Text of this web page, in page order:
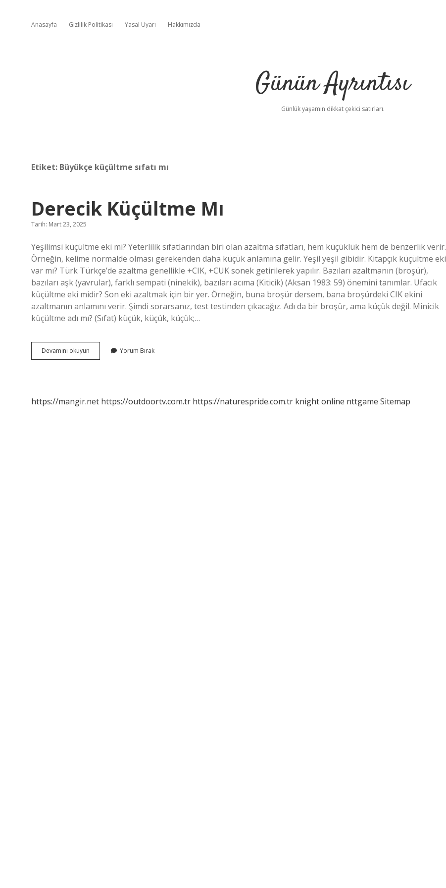
Anasayfa Gizlilik Politikası Yasal Uyarı Hakkımızda
Günün Ayrıntısı
Günlük yaşamın dikkat çekici satırları.
Etiket: Büyükçe küçültme sıfatı mı
Derecik Küçültme Mı
Tarih: Mart 23, 2025
Yeşilimsi küçültme eki mi? Yeterlilik sıfatlarından biri olan azaltma sıfatları, hem küçüklük hem de benzerlik verir.
Örneğin, kelime normalde olması gerekenden daha küçük anlamına gelir. Yeşil yeşil gibidir. Kitapçık küçültme eki
var mı? Türk Türkçe’de azaltma genellikle +CIK, +CUK sonek getirilerek yapılır. Bazıları azaltmanın (broşür),
bazıları aşk (yavrular), farklı sempati (ninekik), bazıları acıma (Kiticik) (Aksan 1983: 59) önemini tanımlar. Ufacık
küçültme eki midir? Son eki azaltmak için bir yer. Örneğin, buna broşür dersem, bana broşürdeki CIK ekini
azaltmanın anlamını verir. Şimdi sorarsanız, test testinden çıkacağız. Adı da bir broşür, ama küçük değil. Minicik
küçültme adı mı? (Sıfat) küçük, küçük, küçük;…
Devamını okuyun
Küçültme
Yorum Bırak
https://mangir.net https://outdoortv.com.tr https://naturespride.com.tr knight online nttgame Sitemap